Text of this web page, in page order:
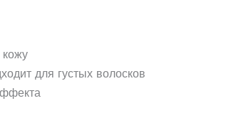
кожу
для густых волосков